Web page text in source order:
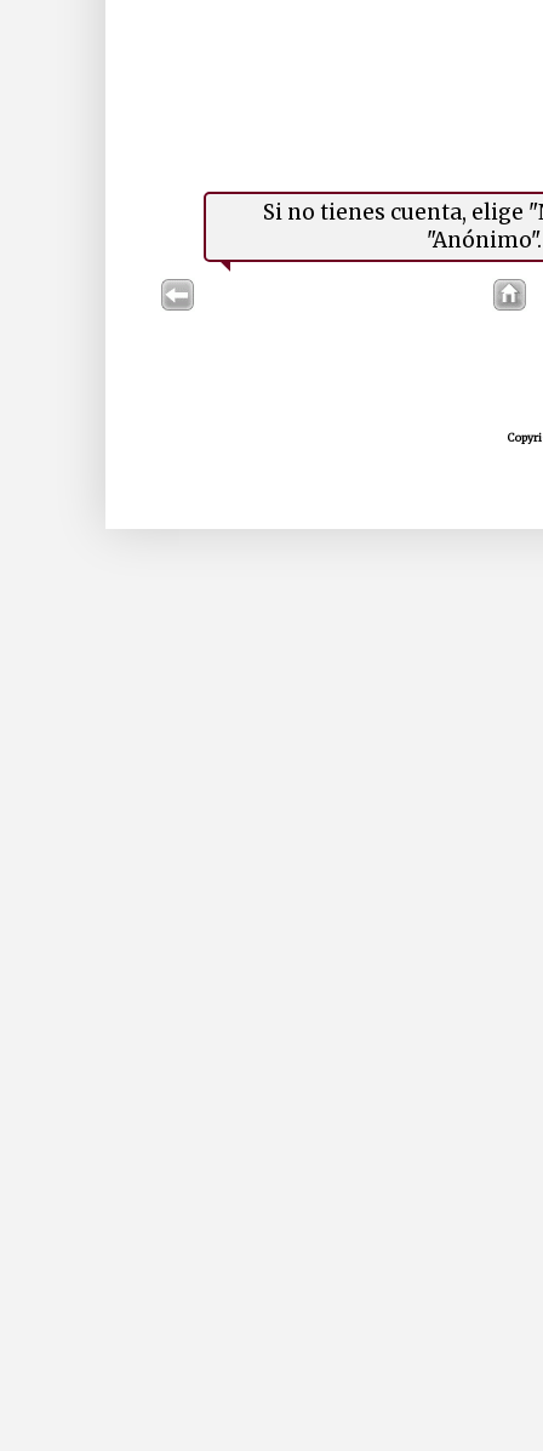
Si no tienes cuenta, elige
"Anónimo".